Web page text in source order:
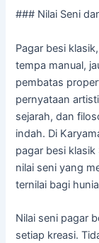
### Nilai Seni
Pagar besi
tempa manual,
pembatas
pernyataan
sejarah, dan
indah. Di
pagar besi
nilai seni yang
ternilai bagi
Nilai seni pagar
setiap kreasi.